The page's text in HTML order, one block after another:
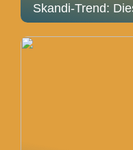
Skandi-Trend: